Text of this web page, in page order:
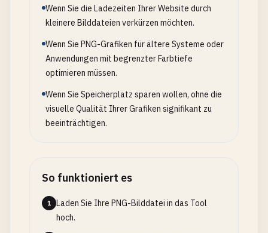
Wenn Sie die Ladezeiten Ihrer Website durch
kleinere Bilddateien verkürzen möchten.
Wenn Sie PNG-Grafiken für ältere Systeme oder
Anwendungen mit begrenzter Farbtiefe
optimieren müssen.
Wenn Sie Speicherplatz sparen wollen, ohne die
visuelle Qualität Ihrer Grafiken signifikant zu
beeinträchtigen.
So funktioniert es
1
Laden Sie Ihre PNG-Bilddatei in das Tool
hoch.